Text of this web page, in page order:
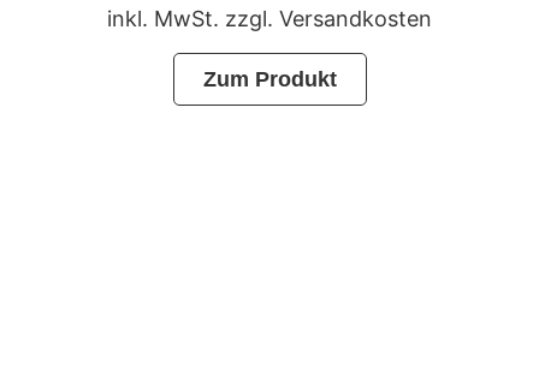
inkl. MwSt. zzgl. Versandkosten
Zum Produkt